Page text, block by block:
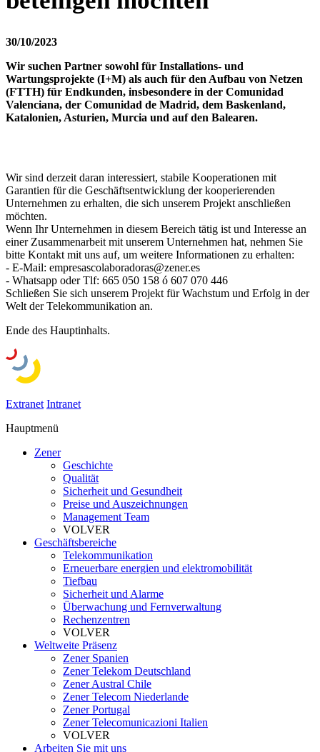
30/10/2023
Wir suchen Partner sowohl für Installations- und
Wartungsprojekte (I+M) als auch für den Aufbau von Netzen
(FTTH) für Endkunden, insbesondere in der Comunidad
Valenciana, der Comunidad de Madrid, dem Baskenland,
Katalonien, Asturien, Murcia und auf den Balearen.
Wir sind derzeit daran interessiert, stabile Kooperationen mit
Garantien für die Geschäftsentwicklung der kooperierenden
Unternehmen zu erhalten, die sich unserem Projekt anschließen
möchten.
Wenn Ihr Unternehmen in diesem Bereich tätig ist und Interesse an
einer Zusammenarbeit mit unserem Unternehmen hat, nehmen Sie
bitte Kontakt mit uns auf, um weitere Informationen zu erhalten:
- E-Mail: empresascolaboradoras@zener.es
- Whatsapp oder Tlf: 665 050 158 ó 607 070 446
Schließen Sie sich unserem Projekt für Wachstum und Erfolg in der
Welt der Telekommunikation an.
Ende des Hauptinhalts.
Extranet Intranet
Hauptmenü
Zener
Geschichte
Qualität
Sicherheit und Gesundheit
Preise und Auszeichnungen
Management Team
VOLVER
Geschäftsbereiche
Telekommunikation
Erneuerbare energien und elektromobilität
Tiefbau
Sicherheit und Alarme
Überwachung und Fernverwaltung
Rechenzentren
VOLVER
Weltweite Präsenz
Zener Spanien
Zener Telekom Deutschland
Zener Austral Chile
Zener Telecom Niederlande
Zener Portugal
Zener Telecomunicazioni Italien
VOLVER
Arbeiten Sie mit uns